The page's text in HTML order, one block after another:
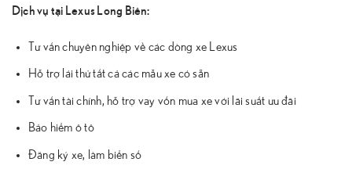
Dịch vụ tại Lexus Long Biên:
Tư vấn chuyên nghiệp về các dòng xe Lexus
Hỗ trợ lái thử tất cả các mẫu xe có sẵn
Tư vấn tài chính, hỗ trợ vay vốn mua xe với lãi suất ưu đãi
Bảo hiểm ô tô
Đăng ký xe, làm biển số